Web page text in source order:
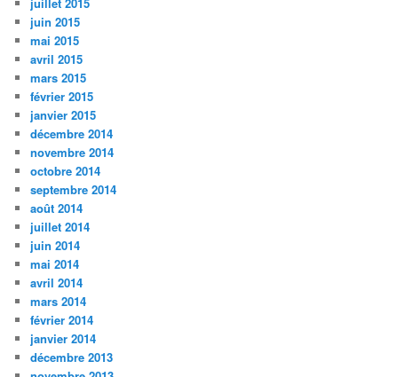
juin 2015
mai 2015
avril 2015
mars 2015
février 2015
janvier 2015
décembre 2014
novembre 2014
octobre 2014
septembre 2014
août 2014
juillet 2014
juin 2014
mai 2014
avril 2014
mars 2014
février 2014
janvier 2014
décembre 2013